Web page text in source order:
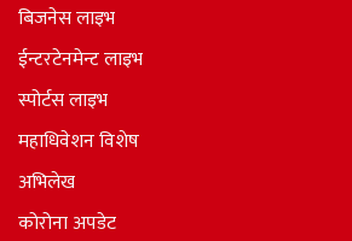
बिजनेस लाइभ
ईन्टरटेनमेन्ट लाइभ
स्पोर्टस लाइभ
महाधिवेशन विशेष
अभिलेख
कोरोना अपडेट